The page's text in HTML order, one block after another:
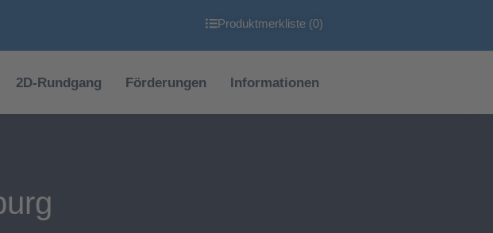
Produktmerkliste (0)
2D-Rundgang Förderungen Informationen